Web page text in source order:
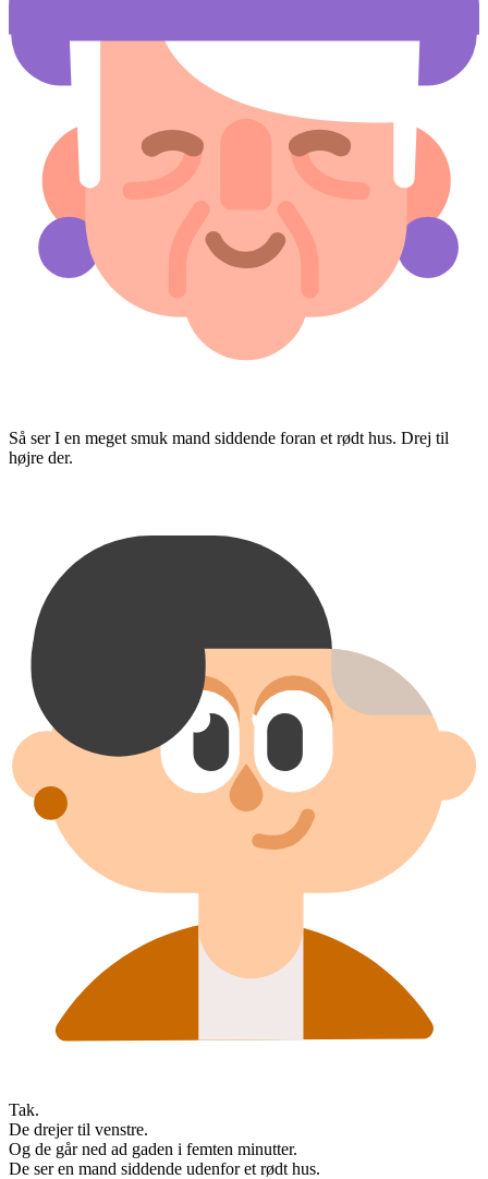
Så ser I en meget smuk mand siddende foran et rødt hus. Drej til
højre der.
Tak.
De drejer til venstre.
Og de går ned ad gaden i femten minutter.
De ser en mand siddende udenfor et rødt hus.